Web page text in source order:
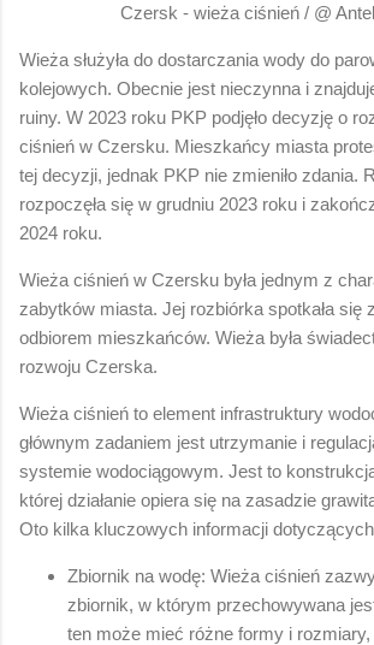
Czersk - wieża ciśnień / @
Wieża służyła do dostarczania wody do
kolejowych. Obecnie jest nieczynna i
ruiny. W 2023 roku PKP podjęło decyzję o
ciśnień w Czersku. Mieszkańcy miasta
tej decyzji, jednak PKP nie zmieniło zdania.
rozpoczęła się w grudniu 2023 roku i
2024 roku.
Wieża ciśnień w Czersku była jednym z
zabytków miasta. Jej rozbiórka spotkała się
odbiorem mieszkańców. Wieża była
rozwoju Czerska.
Wieża ciśnień to element infrastruktury
głównym zadaniem jest utrzymanie i
systemie wodociągowym. Jest to
której działanie opiera się na zasadzie
Oto kilka kluczowych informacji
Zbiornik na wodę: Wieża ciśnień
zbiornik, w którym przechowywana
ten może mieć różne formy i